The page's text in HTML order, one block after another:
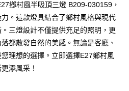
卡、不需儲值。
證，即可結帳。
後付」後，將跳轉至「AFTEE先享後付」
額後，即可完成結帳。
費通知簡訊。
以上)免運費
鄉村風半吸頂三燈 B209-030159，
。這款燈具結合了鄉村風格與現代
三燈設計不僅提供充足的照明，更
都散發自然的美感。無論是客廳、
理想的選擇。立即選擇E27鄉村風
添風采！